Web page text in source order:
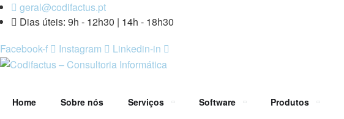
geral@codifactus.pt
Dias úteis: 9h - 12h30 | 14h - 18h30
Facebook-f
Instagram Linkedin-in
Home Sobre nós Serviços Software Produtos